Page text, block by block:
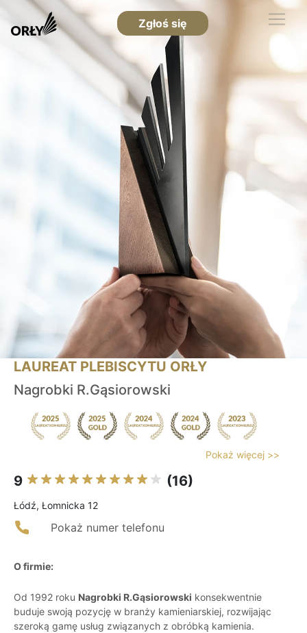
Zgłoś się
LAUREAT PLEBISCYTU ORŁY
Nagrobki R.Gąsiorowski
Pokaż więcej >>
9 (16)
Łódź, Łomnicka 12
Pokaż numer telefonu
O firmie:
Od 1992 roku Nagrobki R.Gąsiorowski konsekwentnie
buduje swoją pozycję w branży kamieniarskiej, rozwijając
szeroką gamę usług związanych z obróbką kamienia.